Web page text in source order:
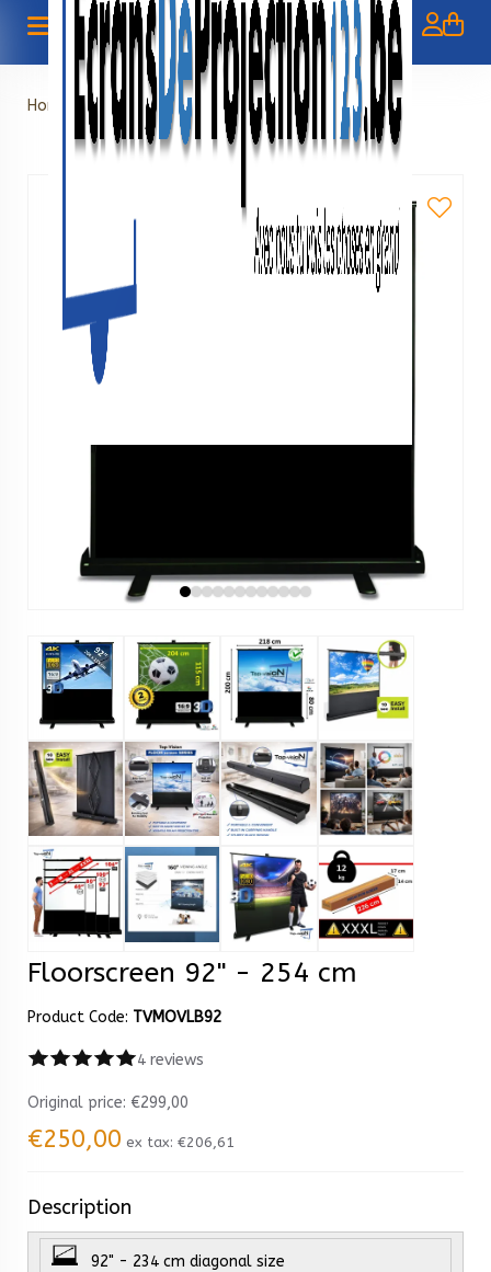
Home »Floor Pull UP » Floorscreen 92" - 254 cm
Floorscreen 92" - 254 cm
Product Code: TVMOVLB92
4 reviews
Original price: €299,00
€250,00 ex tax: €206,61
Description
92" - 234 cm diagonal size